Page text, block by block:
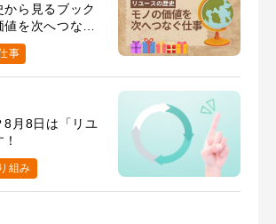
から見るブック
を次へつなぐ
事
8月8日は「リユ
組み